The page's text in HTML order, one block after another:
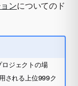
ンについてのド
ロジェクトの場
される上位999ク